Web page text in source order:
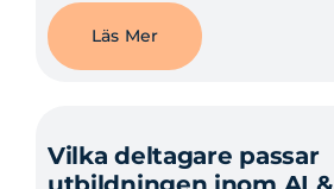
Läs Mer
Vilka deltagare passar